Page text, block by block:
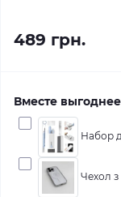
489 грн.
Вместе выгоднее
Набор
Чехол з